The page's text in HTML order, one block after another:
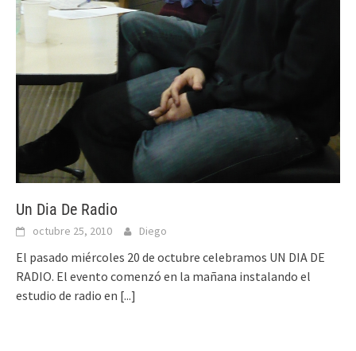
Un Dia De Radio
octubre 25, 2010 Diego
El pasado miércoles 20 de octubre celebramos UN DIA DE
RADIO. El evento comenzó en la mañana instalando el
estudio de radio en [...]